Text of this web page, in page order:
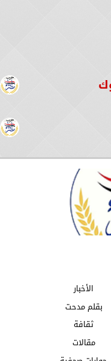
الأخبار
بقلم مدحت
ثقافة
مقالات